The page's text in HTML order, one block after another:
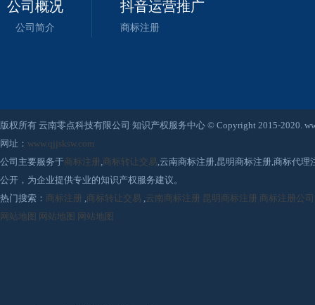
公司概况
公司简介
抖音运营推广
商标注册
版权所有 云南零点科技有限公司 知识产权服务中心 © Copyright 2015-2020.
网址： www.qjjsksw.com
公司主要服务于商标注册 ,商标转让交易,云南商标注册,昆明商标注册,商标代
公开，为企业提供专业的知识产权服务建议。
热门搜索： 商标注册 ,商标转让交易 ,云南商标注册 昆明商标注册
商标注册公司
网站地图 网站地图 网站地图